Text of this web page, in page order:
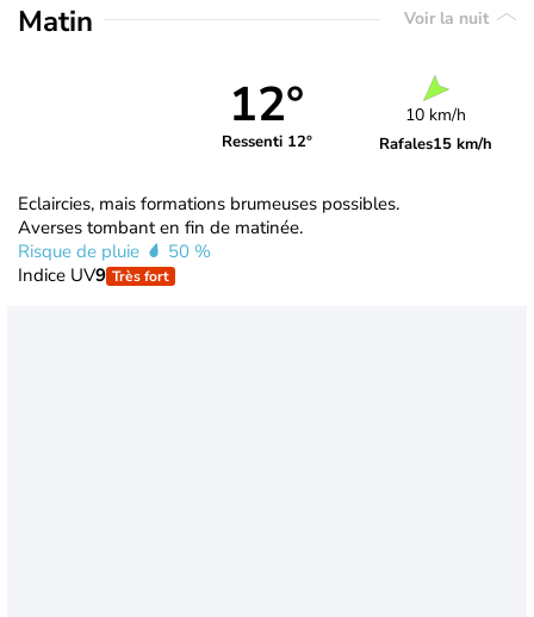
Matin Voir la nuit
12°
Ressenti 12°
10 km/h
Rafales15 km/h
Eclaircies, mais formations brumeuses possibles.
Averses tombant en fin de matinée.
Risque de pluie
50 %
Indice UV9 Très fort